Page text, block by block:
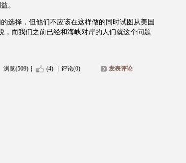
。
的选择，但他们不应该在这样做的同时试图从美国
，而我们之前已经和海峡对岸的人们就这个问题
浏览(509) (4) 评论(0) 发表评论